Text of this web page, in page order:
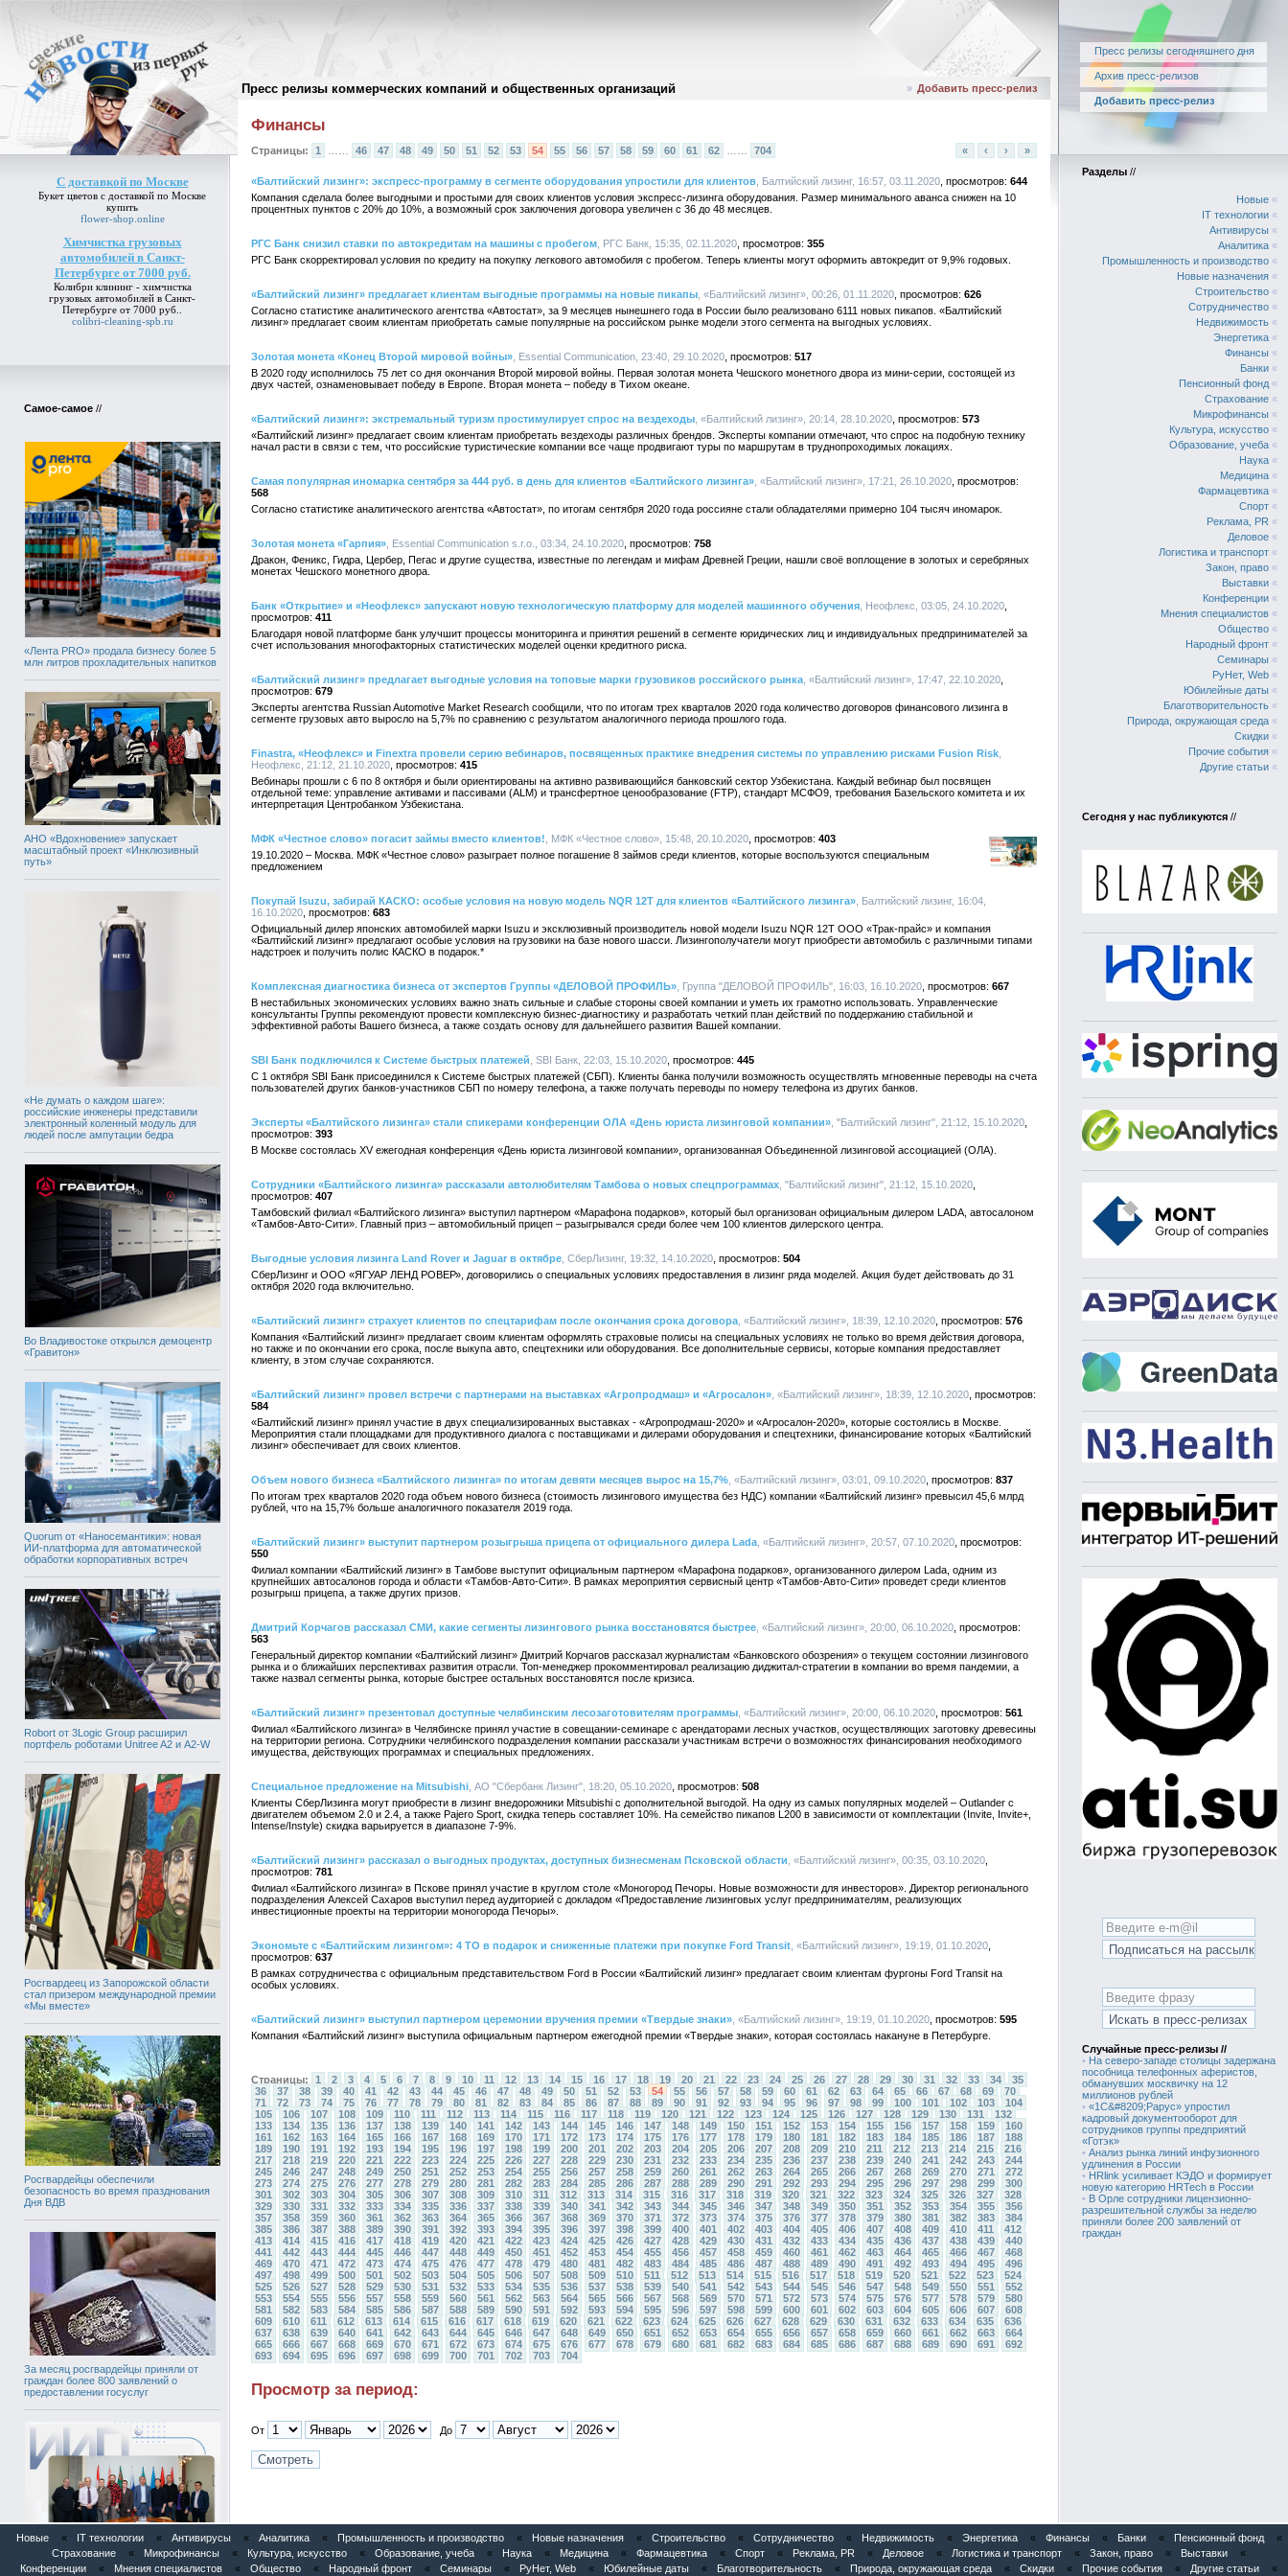
Пресс релизы коммерческих компаний и общественных организаций
Пресс релизы сегодняшнего дня
Архив пресс-релизов
Добавить пресс-релиз
С доставкой по Москве
Букет цветов с доставкой по Москве
купить
flower-shop.online
Химчистка грузовых
автомобилей в Санкт-
Петербурге от 7000 руб.
Колибри клининг - химчистка
грузовых автомобилей в Санкт-
Петербурге от 7000 руб.
colibri-cleaning-spb.ru
Самое-самое //
«Лента PRO» продала бизнесу более 5
млн литров прохладительных напитков
АНО «Вдохновение» запускает
масштабный проект «Инклюзивный
путь»
«Не думать о каждом шаге»:
российские инженеры представили
электронный коленный модуль для
людей после ампутации бедра
Во Владивостоке открылся демоцентр
«Гравитон»
Quorum от «Наносемантики»: новая
ИИ-платформа для автоматической
обработки корпоративных встреч
Robort от 3Logic Group расширил
портфель роботами Unitree A2 и A2-W
Росгвардеец из Запорожской области
стал призером международной премии
«Мы вместе»
Росгвардейцы обеспечили
безопасность во время празднования
Дня ВДВ
За месяц росгвардейцы приняли от
граждан более 800 заявлений о
предоставлении госуслуг
Архив пресс-релизов// » Добавить пресс-релиз
Финансы
Страницы: 1 46 47 48 49 50 51 52 53 54 55 56 57 58 59 60 61 62 704 « ‹ › »
«Балтийский лизинг»: экспресс-программу в сегменте оборудования упростили для клиентов , Балтийский лизинг, 16:57, 03.11.2020
644
Компания сделала более выгодными и простыми для своих клиентов условия экспресс-лизинга оборудования. Размер минимального аванса снижен на 10
процентных пунктов с 20% до 10%, а возможный срок заключения договора увеличен с 36 до 48 месяцев.
РГС Банк снизил ставки по автокредитам на машины с пробегом , РГС Банк, 15:35, 02.11.2020
355
РГС Банк скорректировал условия по кредиту на покупку легкового автомобиля с пробегом. Теперь клиенты могут оформить автокредит от 9,9% годовых.
«Балтийский лизинг» предлагает клиентам выгодные программы на новые пикапы , «Балтийский лизинг», 00:26, 01.11.2020
626
Согласно статистике аналитического агентства «Автостат», за 9 месяцев нынешнего года в России было реализовано 6111 новых пикапов. «Балтийский
лизинг» предлагает своим клиентам приобретать самые популярные на российском рынке модели этого сегмента на выгодных условиях.
Золотая монета «Конец Второй мировой войны» , Essential Communication, 23:40, 29.10.2020
517
В 2020 году исполнилось 75 лет со дня окончания Второй мировой войны. Первая золотая монета Чешского монетного двора из мини-серии, состоящей из
двух частей, ознаменовывает победу в Европе. Вторая монета – победу в Тихом океане.
«Балтийский лизинг»: экстремальный туризм простимулирует спрос на вездеходы , «Балтийский лизинг», 20:14, 28.10.2020
573
«Балтийский лизинг» предлагает своим клиентам приобретать вездеходы различных брендов. Эксперты компании отмечают, что спрос на подобную технику
начал расти в связи с тем, что российские туристические компании все чаще продвигают туры по маршрутам в труднопроходимых локациях.
Самая популярная иномарка сентября за 444 руб. в день для клиентов «Балтийского лизинга» , «Балтийский лизинг», 17:21, 26.10.2020
568
Согласно статистике аналитического агентства «Автостат», по итогам сентября 2020 года россияне стали обладателями примерно 104 тысяч иномарок.
Золотая монета «Гарпия» , Essential Communication s.r.o., 03:34, 24.10.2020
758
Дракон, Феникс, Гидра, Цербер, Пегас и другие существа, известные по легендам и мифам Древней Греции, нашли своё воплощение в золотых и серебряных
монетах Чешского монетного двора.
Банк «Открытие» и «Неофлекс» запускают новую технологическую платформу для моделей машинного обучения , Неофлекс, 03:05, 24.10.2020
411
Благодаря новой платформе банк улучшит процессы мониторинга и принятия решений в сегменте юридических лиц и индивидуальных предпринимателей за
счет использования многофакторных статистических моделей оценки кредитного риска.
«Балтийский лизинг» предлагает выгодные условия на топовые марки грузовиков российского рынка , «Балтийский лизинг», 17:47, 22.10.2020
679
Эксперты агентства Russian Automotive Market Research сообщили, что по итогам трех кварталов 2020 года количество договоров финансового лизинга в
сегменте грузовых авто выросло на 5,7% по сравнению с результатом аналогичного периода прошлого года.
Finastra, «Неофлекс» и Finextra провели серию вебинаров, посвященных практике внедрения системы по управлению рисками Fusion Risk
Неофлекс, 21:12, 21.10.2020
415
Вебинары прошли с 6 по 8 октября и были ориентированы на активно развивающийся банковский сектор Узбекистана. Каждый вебинар был посвящен
отдельной теме: управление активами и пассивами (ALM) и трансфертное ценообразование (FTP), стандарт МСФО9, требования Базельского комитета и их
интерпретация Центробанком Узбекистана.
МФК «Честное слово» погасит займы вместо клиентов! , МФК «Честное слово», 15:48, 20.10.2020
403
19.10.2020 – Москва. МФК «Честное слово» разыграет полное погашение 8 займов среди клиентов, которые воспользуются специальным
предложением
Покупай Isuzu, забирай КАСКО: особые условия на новую модель NQR 12T для клиентов «Балтийского лизинга» , Балтийский лизинг, 16:04,
16.10.2020
683
Официальный дилер японских автомобилей марки Isuzu и эксклюзивный производитель новой модели Isuzu NQR 12T ООО «Трак-прайс» и компания
«Балтийский лизинг» предлагают особые условия на грузовики на базе нового шасси. Лизингополучатели могут приобрести автомобиль с различными типами
надстроек и получить полис КАСКО в подарок.*
Комплексная диагностика бизнеса от экспертов Группы «ДЕЛОВОЙ ПРОФИЛЬ» , Группа "ДЕЛОВОЙ ПРОФИЛЬ", 16:03, 16.10.2020
667
В нестабильных экономических условиях важно знать сильные и слабые стороны своей компании и уметь их грамотно использовать. Управленческие
консультанты Группы рекомендуют провести комплексную бизнес-диагностику и разработать четкий план действий по поддержанию стабильной и
эффективной работы Вашего бизнеса, а также создать основу для дальнейшего развития Вашей компании.
SBI Банк подключился к Системе быстрых платежей , SBI Банк, 22:03, 15.10.2020
445
С 1 октября SBI Банк присоединился к Системе быстрых платежей (СБП). Клиенты банка получили возможность осуществлять мгновенные переводы на счета
пользователей других банков-участников СБП по номеру телефона, а также получать переводы по номеру телефона из других банков.
Эксперты «Балтийского лизинга» стали спикерами конференции ОЛА «День юриста лизинговой компании» , "Балтийский лизинг", 21:12, 15.10.2020
393
В Москве состоялась XV ежегодная конференция «День юриста лизинговой компании», организованная Объединенной лизинговой ассоциацией (ОЛА).
Сотрудники «Балтийского лизинга» рассказали автолюбителям Тамбова о новых спецпрограммах , "Балтийский лизинг", 21:12, 15.10.2020
407
Тамбовский филиал «Балтийского лизинга» выступил партнером «Марафона подарков», который был организован официальным дилером LADA, автосалоном
«Тамбов-Авто-Сити». Главный приз – автомобильный прицеп – разыгрывался среди более чем 100 клиентов дилерского центра.
Выгодные условия лизинга Land Rover и Jaguar в октябре , СберЛизинг, 19:32, 14.10.2020
504
СберЛизинг и ООО «ЯГУАР ЛЕНД РОВЕР», договорились о специальных условиях предоставления в лизинг ряда моделей. Акция будет действовать до 31
октября 2020 года включительно.
«Балтийский лизинг» страхует клиентов по спецтарифам после окончания срока договора , «Балтийский лизинг», 18:39, 12.10.2020
576
Компания «Балтийский лизинг» предлагает своим клиентам оформлять страховые полисы на специальных условиях не только во время действия договора,
но также и по окончании его срока, после выкупа авто, спецтехники или оборудования. Все дополнительные сервисы, которые компания предоставляет
клиенту, в этом случае сохраняются.
«Балтийский лизинг» провел встречи с партнерами на выставках «Агропродмаш» и «Агросалон» , «Балтийский лизинг», 18:39, 12.10.2020
584
«Балтийский лизинг» принял участие в двух специализированных выставках - «Агропродмаш-2020» и «Агросалон-2020», которые состоялись в Москве.
Мероприятия стали площадками для продуктивного диалога с поставщиками и дилерами оборудования и спецтехники, финансирование которых «Балтийский
лизинг» обеспечивает для своих клиентов.
Объем нового бизнеса «Балтийского лизинга» по итогам девяти месяцев вырос на 15,7% , «Балтийский лизинг», 03:01, 09.10.2020
837
По итогам трех кварталов 2020 года объем нового бизнеса (стоимость лизингового имущества без НДС) компании «Балтийский лизинг» превысил 45,6 млрд
рублей, что на 15,7% больше аналогичного показателя 2019 года.
«Балтийский лизинг» выступит партнером розыгрыша прицепа от официального дилера Lada , «Балтийский лизинг», 20:57, 07.10.2020
550
Филиал компании «Балтийский лизинг» в Тамбове выступит официальным партнером «Марафона подарков», организованного дилером Lada, одним из
крупнейших автосалонов города и области «Тамбов-Авто-Сити». В рамках мероприятия сервисный центр «Тамбов-Авто-Сити» проведет среди клиентов
розыгрыш прицепа, а также других призов.
Дмитрий Корчагов рассказал СМИ, какие сегменты лизингового рынка восстановятся быстрее , «Балтийский лизинг», 20:00, 06.10.2020
563
Генеральный директор компании «Балтийский лизинг» Дмитрий Корчагов рассказал журналистам «Банковского обозрения» о текущем состоянии лизингового
рынка и о ближайших перспективах развития отрасли. Топ-менеджер прокомментировал реализацию диджитал-стратегии в компании во время пандемии, а
также назвал сегменты рынка, которые быстрее остальных восстановятся после кризиса.
«Балтийский лизинг» презентовал доступные челябинским лесозаготовителям программы , «Балтийский лизинг», 20:00, 06.10.2020
561
Филиал «Балтийского лизинга» в Челябинске принял участие в совещании-семинаре с арендаторами лесных участков, осуществляющих заготовку древесины
на территории региона. Сотрудники челябинского подразделения компании рассказали участникам встречи о возможностях финансирования необходимого
имущества, действующих программах и специальных предложениях.
Специальное предложение на Mitsubishi , АО "Сбербанк Лизинг", 18:20, 05.10.2020
508
Клиенты СберЛизинга могут приобрести в лизинг внедорожники Mitsubishi с дополнительной выгодой. На одну из самых популярных моделей – Outlander c
двигателем объемом 2.0 и 2.4, а также Pajero Sport, скидка теперь составляет 10%. На семейство пикапов L200 в зависимости от комплектации (Invite, Invite+,
Intense/Instyle) скидка варьируется в диапазоне 7-9%.
«Балтийский лизинг» рассказал о выгодных продуктах, доступных бизнесменам Псковской области , «Балтийский лизинг», 00:35, 03.10.2020
781
Филиал «Балтийского лизинга» в Пскове принял участие в круглом столе «Моногород Печоры. Новые возможности для инвесторов». Директор регионального
подразделения Алексей Сахаров выступил перед аудиторией с докладом «Предоставление лизинговых услуг предпринимателям, реализующих
инвестиционные проекты на территории моногорода Печоры».
Экономьте с «Балтийским лизингом»: 4 ТО в подарок и сниженные платежи при покупке Ford Transit , «Балтийский лизинг», 19:19, 01.10.2020
637
В рамках сотрудничества с официальным представительством Ford в России «Балтийский лизинг» предлагает своим клиентам фургоны Ford Transit на
особых условиях.
«Балтийский лизинг» выступил партнером церемонии вручения премии «Твердые знаки» , «Балтийский лизинг», 19:19, 01.10.2020
595
Компания «Балтийский лизинг» выступила официальным партнером ежегодной премии «Твердые знаки», которая состоялась накануне в Петербурге.
Страницы: 1 2 3 4 5 6 7 8 9 10 11 12 13 14 15 16 17 18 19 20 21 22 23 24 25 26 27 28 29 30 31 32 33 34
35
36
37 38 39 40 41 42 43 44 45 46 47 48 49 50 51 52 53 54 55 56 57 58 59 60 61 62 63 64 65 66 67 68 69
70
71
72 73 74 75 76 77 78 79 80 81 82 83 84 85 86 87 88 89 90 91 92 93 94 95 96 97 98 99 100 101 102 103
104
105
106 107 108 109 110 111 112 113 114 115 116 117 118 119 120 121 122 123 124 125 126 127 128 129 130 131
132
133
134 135 136 137 138 139 140 141 142 143 144 145 146 147 148 149 150 151 152 153 154 155 156 157 158 159
160
161
162 163 164 165 166 167 168 169 170 171 172 173 174 175 176 177 178 179 180 181 182 183 184 185 186 187
188
189
190 191 192 193 194 195 196 197 198 199 200 201 202 203 204 205 206 207 208 209 210 211 212 213 214 215
216
217
218 219 220 221 222 223 224 225 226 227 228 229 230 231 232 233 234 235 236 237 238 239 240 241 242 243
244
245
246 247 248 249 250 251 252 253 254 255 256 257 258 259 260 261 262 263 264 265 266 267 268 269 270 271
272
273
274 275 276 277 278 279 280 281 282 283 284 285 286 287 288 289 290 291 292 293 294 295 296 297 298 299
300
301
302 303 304 305 306 307 308 309 310 311 312 313 314 315 316 317 318 319 320 321 322 323 324 325 326 327
328
329
330 331 332 333 334 335 336 337 338 339 340 341 342 343 344 345 346 347 348 349 350 351 352 353 354 355
356
357
358 359 360 361 362 363 364 365 366 367 368 369 370 371 372 373 374 375 376 377 378 379 380 381 382 383
384
385
386 387 388 389 390 391 392 393 394 395 396 397 398 399 400 401 402 403 404 405 406 407 408 409 410 411
412
413
414 415 416 417 418 419 420 421 422 423 424 425 426 427 428 429 430 431 432 433 434 435 436 437 438 439
440
441
442 443 444 445 446 447 448 449 450 451 452 453 454 455 456 457 458 459 460 461 462 463 464 465 466 467
468
469
470 471 472 473 474 475 476 477 478 479 480 481 482 483 484 485 486 487 488 489 490 491 492 493 494 495
496
497
498 499 500 501 502 503 504 505 506 507 508 509 510 511 512 513 514 515 516 517 518 519 520 521 522 523
524
525
526 527 528 529 530 531 532 533 534 535 536 537 538 539 540 541 542 543 544 545 546 547 548 549 550 551
552
553
554 555 556 557 558 559 560 561 562 563 564 565 566 567 568 569 570 571 572 573 574 575 576 577 578 579
580
581
582 583 584 585 586 587 588 589 590 591 592 593 594 595 596 597 598 599 600 601 602 603 604 605 606 607
608
609
610 611 612 613 614 615 616 617 618 619 620 621 622 623 624 625 626 627 628 629 630 631 632 633 634 635
636
637
638 639 640 641 642 643 644 645 646 647 648 649 650 651 652 653 654 655 656 657 658 659 660 661 662 663
664
665
666 667 668 669 670 671 672 673 674 675 676 677 678 679 680 681 682 683 684 685 686 687 688 689 690 691
692
693
694 695 696 697 698 699 700 701 702 703 704
Просмотр за период:
От До
Разделы //
Новые «
IT технологии «
Антивирусы «
Аналитика «
Промышленность и производство «
Новые назначения «
Строительство «
Сотрудничество «
Недвижимость «
Энергетика «
Финансы «
Банки «
Пенсионный фонд «
Страхование «
Микрофинансы «
Культура, искусство «
Образование, учеба «
Наука «
Медицина «
Фармацевтика «
Спорт «
Реклама, PR «
Деловое «
Логистика и транспорт «
Закон, право «
Выставки «
Конференции «
Мнения специалистов «
Общество «
Народный фронт «
Семинары «
РуНет, Web «
Юбилейные даты «
Благотворительность «
Природа, окружающая среда «
Скидки «
Прочие события «
Другие статьи «
Сегодня у нас публикуются //
Случайные пресс-релизы //
• На северо-западе столицы задержана
пособница телефонных аферистов,
обманувших москвичку на 12
миллионов рублей
• «1С&#8209;Рарус» упростил
кадровый документооборот для
сотрудников группы предприятий
«Готэк»
• Анализ рынка линий инфузионного
удлинения в России
• HRlink усиливает КЭДО и формирует
новую категорию HRTech в России
• В Орле сотрудники лицензионно-
разрешительной службы за неделю
приняли более 200 заявлений от
граждан
Новые « IT технологии « Антивирусы « Аналитика « Промышленность и производство « Новые назначения « Строительство « Сотрудничество « Недвижимость « Энергетика « Финансы « Банки « Пенсионный фонд
«
Страхование
« Микрофинансы « Культура, искусство « Образование, учеба « Наука « Медицина « Фармацевтика « Спорт « Реклама, PR « Деловое « Логистика и транспорт « Закон, право « Выставки
«
Конференции
« Мнения специалистов « Общество « Народный фронт « Семинары « РуНет, Web « Юбилейные даты « Благотворительность « Природа, окружающая среда « Скидки « Прочие события « Другие статьи «